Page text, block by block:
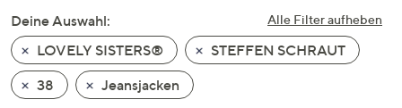
nach
unten
oder
wischen
Sie
Alle Filter aufheben
Deine Auswahl:
LOVELY SISTERS®
STEFFEN SCHRAUT
38
Jeansjacken